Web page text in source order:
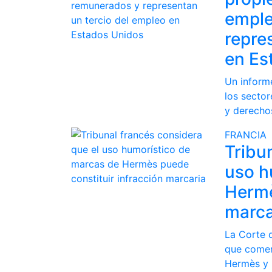
en
Un
los
y
FRANCIA
uso
La Corte
que
Hermès